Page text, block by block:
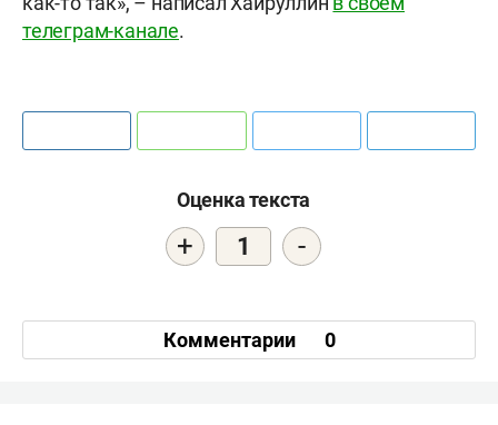
телеграм-канале.
Оценка текста
+ 1 -
Комментарии 0